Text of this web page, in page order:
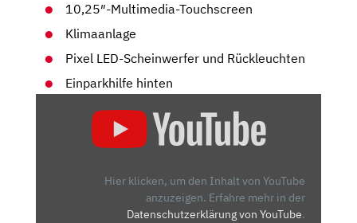
10,25″-Multimedia-Touchscreen
Klimaanlage
Pixel LED-Scheinwerfer und Rückleuchten
Einparkhilfe hinten
Hier klicken, um den Inhalt von YouTube
anzuzeigen. Erfahre mehr in der
Datenschutzerklärung von YouTube.